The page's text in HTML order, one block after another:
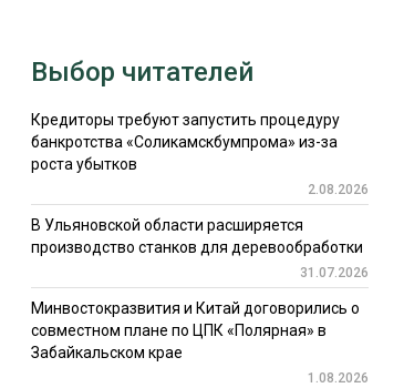
Выбор читателей
Кредиторы требуют запустить процедуру
банкротства «Соликамскбумпрома» из-за
роста убытков
2.08.2026
В Ульяновской области расширяется
производство станков для деревообработки
31.07.2026
Минвостокразвития и Китай договорились о
совместном плане по ЦПК «Полярная» в
Забайкальском крае
1.08.2026